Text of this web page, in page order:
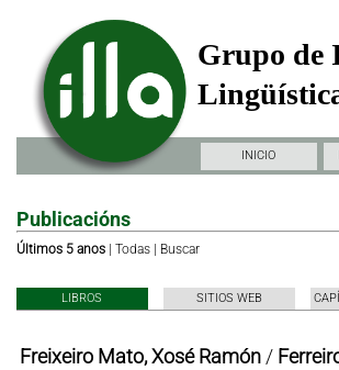
Grupo de
INICIO
Publicacións
Últimos 5 anos| Todas| Buscar
LIBROS SITIOS WEB
Freixeiro Mato, Xosé Ramón/